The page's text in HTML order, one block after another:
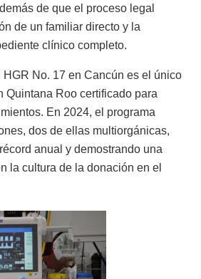
de que el proceso legal
de un familiar directo y la
clínico completo.
No. 17 en Cancún es el único
Quintana Roo certificado para
En 2024, el programa
dos de ellas multiorgánicas,
anual y demostrando una
la cultura de la donación en el